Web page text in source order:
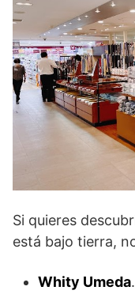
Si quieres
está bajo tierra,
Whity Umeda